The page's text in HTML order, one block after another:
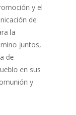
y el
de
la
juntos,
de
en sus
y